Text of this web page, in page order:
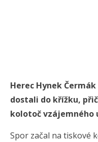
Herec Hynek
dostali do křížku,
kolotoč vzájemného
Spor začal na tiskové